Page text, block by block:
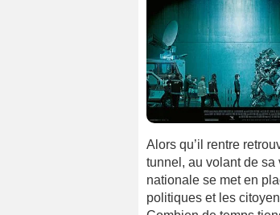
Alors qu’il rentre
tunnel, au volant de sa
nationale se met en
politiques et les